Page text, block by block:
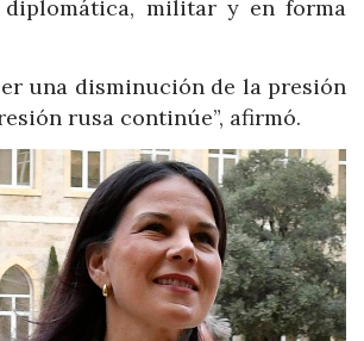
diplomática, militar y en forma
una disminución de la presión
rusa continúe”, afirmó.